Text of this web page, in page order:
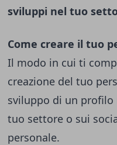
sviluppi nel tuo
Come creare il tuo
Il modo in cui ti
creazione del tuo
sviluppo di un profilo
tuo settore o sui
personale.